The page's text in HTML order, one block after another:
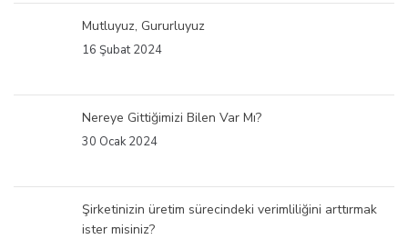
Mutluyuz, Gururluyuz
16 Şubat 2024
Nereye Gittiğimizi Bilen Var Mı?
30 Ocak 2024
Şirketinizin üretim sürecindeki verimliliğini arttırmak
ister misiniz?